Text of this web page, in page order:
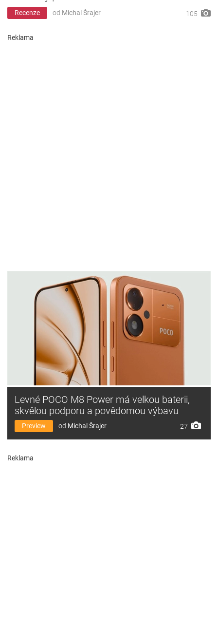
Recenze od Michal Šrajer 105
Reklama
Levné POCO M8 Power má velkou baterii,
skvělou podporu a povědomou výbavu
Preview od Michal Šrajer 27
Reklama